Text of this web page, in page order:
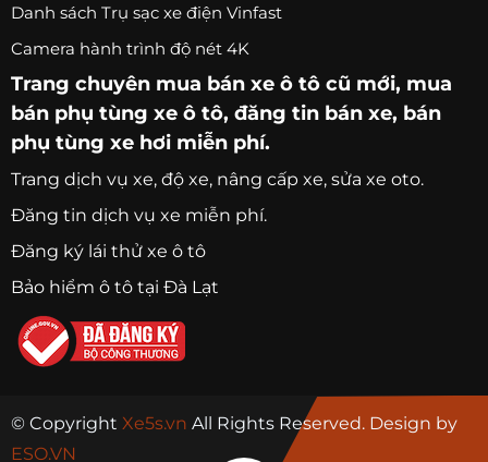
Danh sách Trụ sạc xe điện Vinfast
Camera hành trình độ nét 4K
Trang chuyên mua bán xe ô tô cũ mới, mua
bán phụ tùng xe ô tô, đăng tin bán xe, bán
phụ tùng xe hơi miễn phí.
Trang dịch vụ xe, độ xe, nâng cấp xe, sửa xe oto.
Đăng tin dịch vụ xe miễn phí.
Đăng ký lái thử xe ô tô
Bảo hiểm ô tô tại Đà Lạt
© Copyright Xe5s.vn All Rights Reserved. Design by
ESO.VN